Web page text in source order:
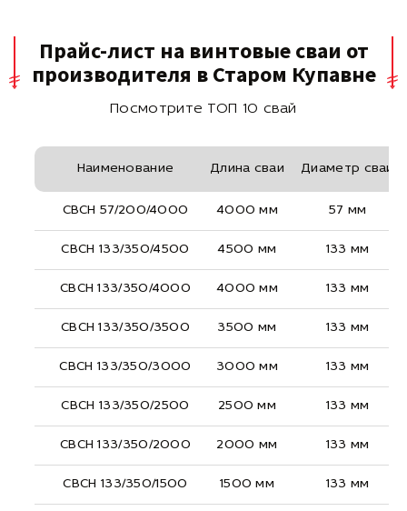
Прайс-лист на винтовые сваи от
производителя в Старом Купавне
Посмотрите ТОП 10 свай
Наименование Длина сваи Диаметр сваи
СВСН 57/200/4000 4000 мм 57 мм
СВСН 133/350/4500 4500 мм 133 мм
СВСН 133/350/4000 4000 мм 133 мм
СВСН 133/350/3500 3500 мм 133 мм
СВСН 133/350/3000 3000 мм 133 мм
СВСН 133/350/2500 2500 мм 133 мм
СВСН 133/350/2000 2000 мм 133 мм
СВСН 133/350/1500 1500 мм 133 мм